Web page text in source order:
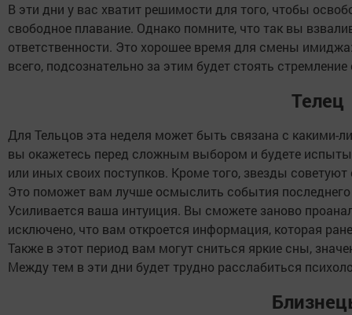
В эти дни у вас хватит решимости для того, чтобы
свободное плавание. Однако помните, что так вы
ответственности. Это хорошее время для смены
всего, подсознательно за этим будет стоять
Телец
Для Тельцов эта неделя может быть связана с
вы окажетесь перед сложным выбором и будете
или иных своих поступков. Кроме того, звезды
Это поможет вам лучше осмыслить события
Усиливается ваша интуиция. Вы сможете заново
исключено, что вам откроется информация, которая
Также в этот период вам могут сниться яркие сны,
Между тем в эти дни будет трудно расслабиться